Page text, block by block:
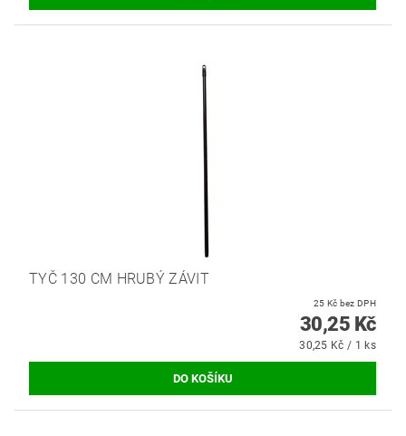
TYČ 130 CM HRUBÝ ZÁVIT
25 Kč bez DPH
30,25 Kč
30,25 Kč / 1 ks